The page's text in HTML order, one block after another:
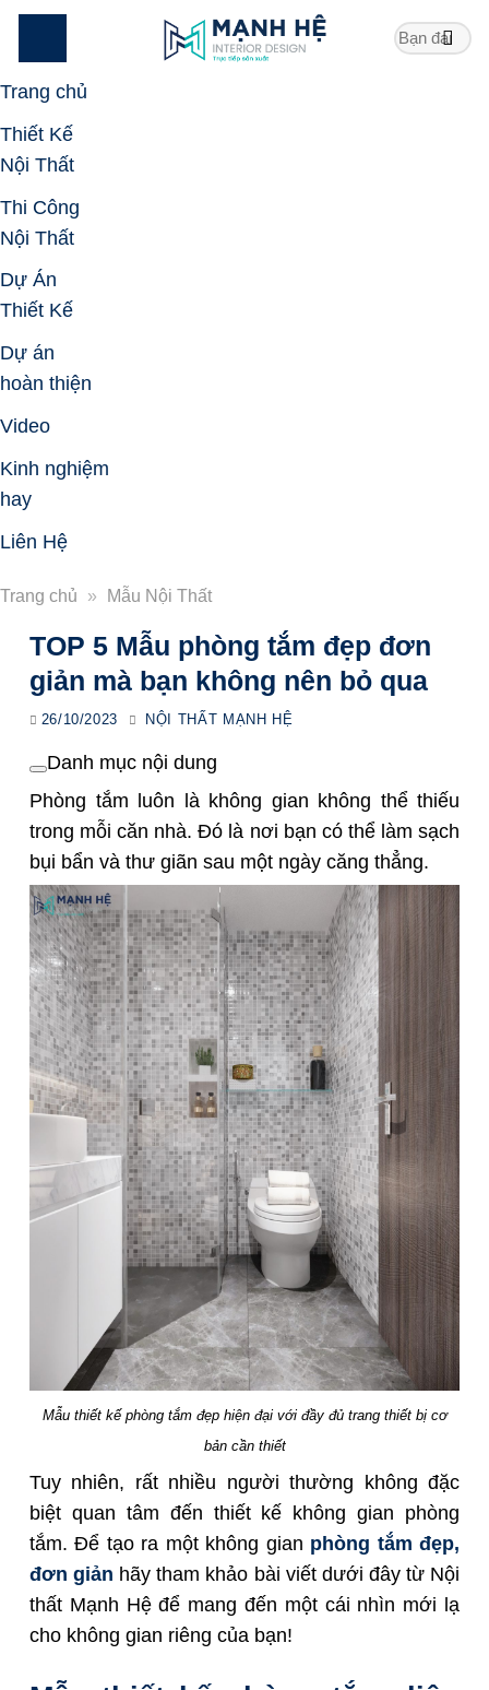
Skip
Trang chủ
Thiết Kế
Nội Thất
Thi Công
Nội Thất
Dự Án
Thiết Kế
Dự án
hoàn thiện
Video
Kinh nghiệm
hay
Liên Hệ
Trang chủ » Mẫu Nội Thất
TOP 5 Mẫu phòng tắm đẹp đơn
giản mà bạn không nên bỏ qua
26/10/2023 NỘI THẤT MẠNH HỆ
Danh mục nội dung
Phòng tắm luôn là không gian không thể thiếu
trong mỗi căn nhà. Đó là nơi bạn có thể làm sạch
bụi bẩn và thư giãn sau một ngày căng thẳng.
Mẫu thiết kế phòng tắm đẹp hiện đại với đầy đủ trang thiết bị cơ
bản cần thiết
Tuy nhiên, rất nhiều người thường không đặc
biệt quan tâm đến thiết kế không gian phòng
tắm. Để tạo ra một không gian phòng tắm đẹp,
đơn giản hãy tham khảo bài viết dưới đây từ Nội
thất Mạnh Hệ để mang đến một cái nhìn mới lạ
cho không gian riêng của bạn!